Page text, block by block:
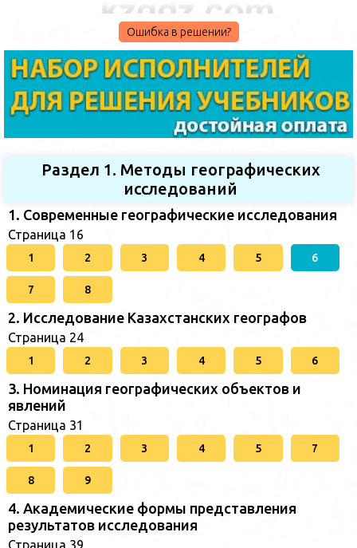
Ошибка в решении?
Раздел 1. Методы географических
исследований
1. Современные географические исследования
Страница 16
1 2 3 4 5 6
7 8
2. Исследование Казахстанских географов
Страница 24
1 2 3 4 5 6
3. Номинация географических объектов и
явлений
Страница 31
1 2 3 4 5 7
8 9
4. Академические формы представления
результатов исследования
Страница 39